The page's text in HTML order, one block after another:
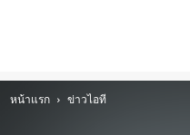
หน้าแรก ข่าวไอที